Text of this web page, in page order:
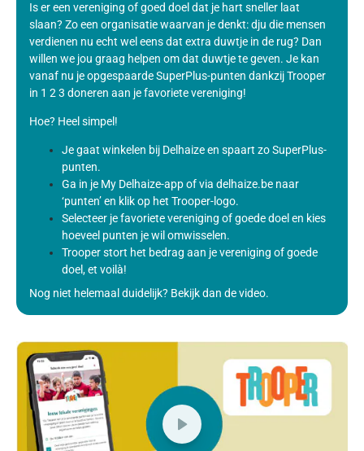
Is er een vereniging of goed doel dat je hart sneller laat
slaan? Zo een organisatie waarvan je denkt: dju die mensen
verdienen nu echt wel eens dat extra duwtje in de rug? Dan
willen we jou graag helpen om dat duwtje te geven. Je kan
vanaf nu je opgespaarde SuperPlus-punten dankzij Trooper
in 1 2 3 doneren aan je favoriete vereniging!
Hoe? Heel simpel!
Je gaat winkelen bij Delhaize en spaart zo SuperPlus-
punten.
Ga in je My Delhaize-app of via delhaize.be naar
‘punten’ en klik op het Trooper-logo.
Selecteer je favoriete vereniging of goede doel en kies
hoeveel punten je wil omwisselen.
Trooper stort het bedrag aan je vereniging of goede
doel, et voilà!
Nog niet helemaal duidelijk? Bekijk dan de video.